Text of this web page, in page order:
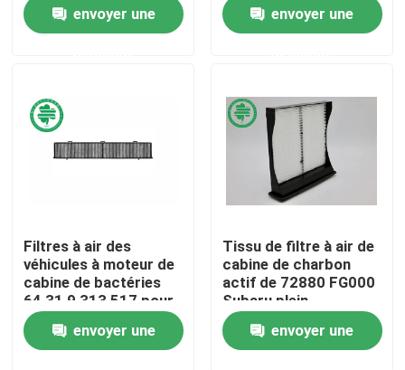
Maison
Vidéos
Visite d'usine
Contrôle de qualité
Contactez-nous
envoyer une
envoyer une
Filtres à air des
véhicules à moteur de
cabine de bactéries
64 31 9 313 517 pour
BMW 2006 - 2016
envoyer une
Tissu de filtre à air de
cabine de charbon
actif de 72880 FG000
Subaru plein
envoyer une